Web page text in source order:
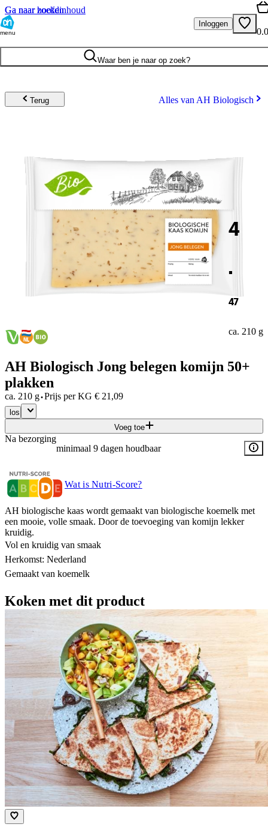
Ga naar hoofdinhoud
Ga naar zoeken
menu
Inloggen
Waar ben je naar op zoek?
Terug Alles van AH Biologisch
4
.
47
ca. 210 g
AH Biologisch Jong belegen komijn 50+
plakken
ca. 210 g·Prijs per KG € 21,09
los
Voeg toe
Na bezorging
minimaal 9 dagen houdbaar
Wat is Nutri-Score?
AH biologische kaas wordt gemaakt van biologische koemelk met
een mooie, volle smaak. Door de toevoeging van komijn lekker
kruidig.
Vol en kruidig van smaak
Herkomst: Nederland
Gemaakt van koemelk
Koken met dit product